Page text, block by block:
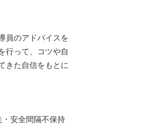
員のアドバイスを
行って、コツや自
きた自信をもとに
・安全間隔不保持